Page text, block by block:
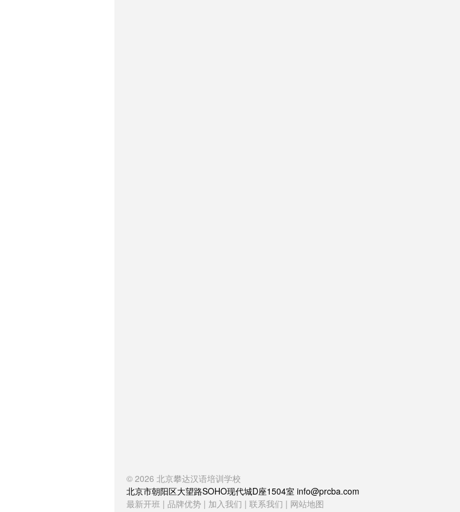
© 2026 北京攀达汉语培训学校
北京市朝阳区大望路SOHO现代城D座1504室 info@prcba.com
最新开班 | 品牌优势 | 加入我们 | 联系我们 | 网站地图